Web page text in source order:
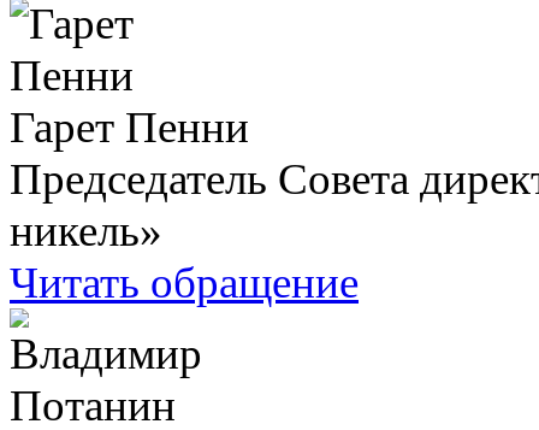
Гарет Пенни
Председатель Совета
никель»
Читать обращение